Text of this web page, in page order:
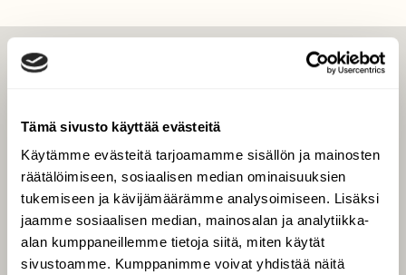
Tämä sivusto käyttää evästeitä
Käytämme evästeitä tarjoamamme sisällön ja mainosten
räätälöimiseen, sosiaalisen median ominaisuuksien
tukemiseen ja kävijämäärämme analysoimiseen. Lisäksi
jaamme sosiaalisen median, mainosalan ja analytiikka-
alan kumppaneillemme tietoja siitä, miten käytät
sivustoamme. Kumppanimme voivat yhdistää näitä
Tilaa Suomen Luonto
Tilaa digilukuoikeus
Äänestä parasta juttua
Tilaa uutiskirje